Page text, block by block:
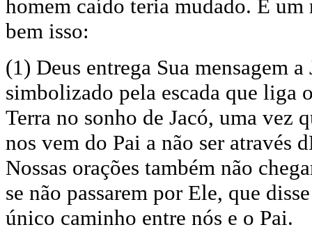
homem caído teria mudado. E
bem isso:
(1) Deus entrega Sua mensagem a
simbolizado pela escada que liga
Terra no sonho de Jacó, uma vez
nos vem do Pai a não ser através
Nossas orações também não
se não passarem por Ele, que
único caminho entre nós e o Pai.